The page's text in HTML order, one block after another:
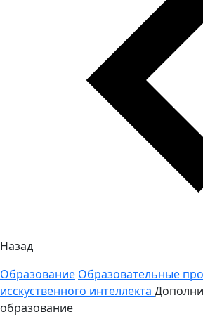
Назад
Образование Образовательные
исскуственного интеллекта
образование